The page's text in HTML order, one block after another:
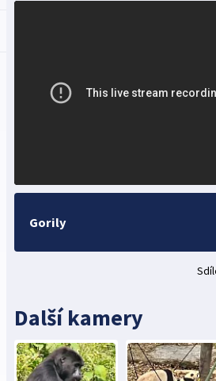
Gorily
Další kamery